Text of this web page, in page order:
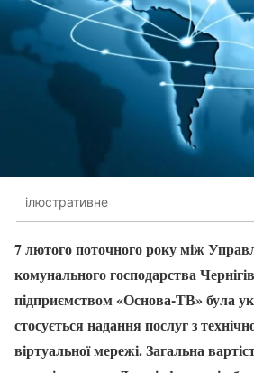
ілюстративне
7 лютого поточного року між
комунального господарства
підприємством «Основа-ТВ» була
стосується надання послуг з
віртуальної мережі. Загальна